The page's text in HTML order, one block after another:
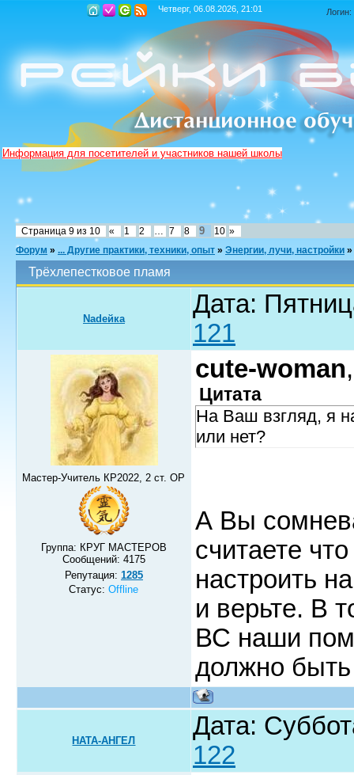
Четверг, 06.08.2026, 21:01 Логин:
Информация для посетителей и участников нашей школы
Страница 9 из 10 « 1 2 7 8 9 10 »
Форум » ... Другие практики, техники, опыт » Энергии, лучи, настройки »
Трёхлепестковое пламя
Nadeйка
Дата:
121
Мастер-Учитель КР2022, 2 ст. ОР
Группа: КРУГ МАСТЕРОВ
Сообщений: 4175
Репутация: 1285
Статус:Offline
cute-woman,
Цитата
На Ваш взгляд, я
или нет?
А Вы
считаете
настроить
и верьте. В
ВС наши
должно
НАТА-АНГЕЛ
Дата:
122